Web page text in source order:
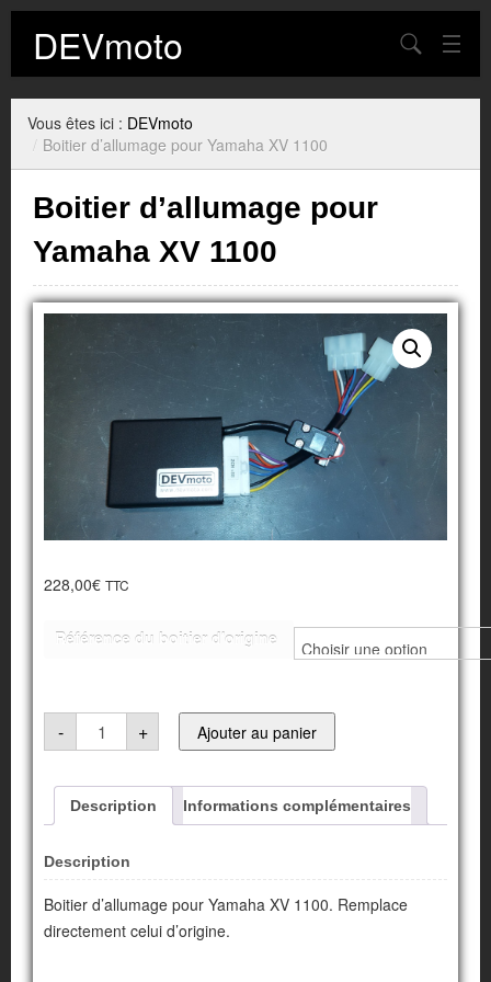
DEVmoto
Contact
Blog
Chercher
Vous êtes ici : DEVmoto
/ Boitier d’allumage pour Yamaha XV 1100
Boitier d’allumage pour
Yamaha XV 1100
228,00€ TTC
Référence du boitier d'origine
-
quantité
de
d'allumage
pour
XV
1100
+ Ajouter au panier
Description Informations complémentaires
Description
Boitier d’allumage pour Yamaha XV 1100. Remplace
directement celui d’origine.